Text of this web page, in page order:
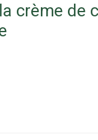
crème de